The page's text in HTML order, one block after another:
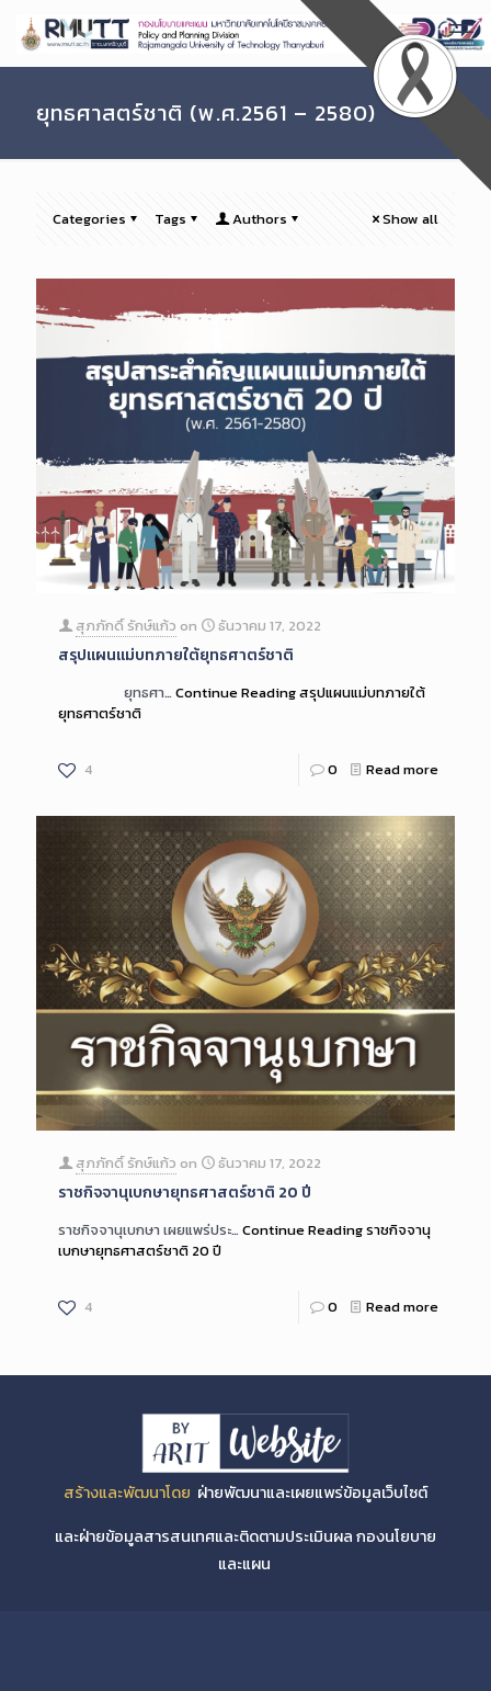
Content
ยุทธศาสตร์ชาติ (พ.ศ.2561 – 2580)
Categories Tags Authors Show all
สุภภักดิ์ รักษ์แก้ว on ธันวาคม 17, 2022
สรุปแผนแม่บทภายใต้ยุทธศาตร์ชาติ
ยุทธศา… Continue Readingสรุปแผนแม่บทภายใต้
ยุทธศาตร์ชาติ
4 0 Read more
สุภภักดิ์ รักษ์แก้ว on ธันวาคม 17, 2022
ราชกิจจานุเบกษายุทธศาสตร์ชาติ 20 ปี
ราชกิจจานุเบกษา เผยแพร่ประ… Continue Readingราชกิจจานุ
เบกษายุทธศาสตร์ชาติ 20 ปี
4 0 Read more
สร้างและพัฒนาโดย ฝ่ายพัฒนาและเผยแพร่ข้อมูลเว็บไซต์
และฝ่ายข้อมูลสารสนเทศและติดตามประเมินผล กองนโยบาย
และแผน